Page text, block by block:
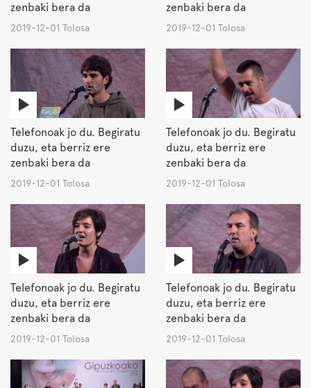
zenbaki bera da
2019-12-01 Tolosa
zenbaki bera da
2019-12-01 Tolosa
Telefonoak jo du. Begiratu
duzu, eta berriz ere
zenbaki bera da
2019-12-01 Tolosa
Telefonoak jo du. Begiratu
duzu, eta berriz ere
zenbaki bera da
2019-12-01 Tolosa
Telefonoak jo du. Begiratu
duzu, eta berriz ere
zenbaki bera da
2019-12-01 Tolosa
Telefonoak jo du. Begiratu
duzu, eta berriz ere
zenbaki bera da
2019-12-01 Tolosa